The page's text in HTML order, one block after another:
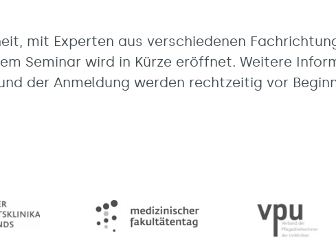
mit Experten aus verschiedenen
Seminar wird in Kürze eröffnet. Weitere
der Anmeldung werden rechtzeitig vor